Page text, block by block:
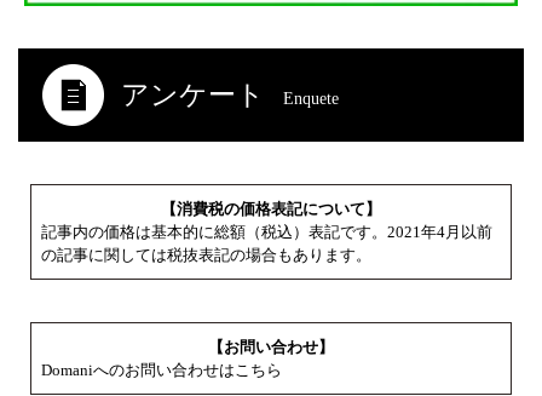
アンケート Enquete
【消費税の価格表記について】
記事内の価格は基本的に総額（税込）表記です。2021年4月以前
の記事に関しては税抜表記の場合もあります。
【お問い合わせ】
Domaniへのお問い合わせはこちら